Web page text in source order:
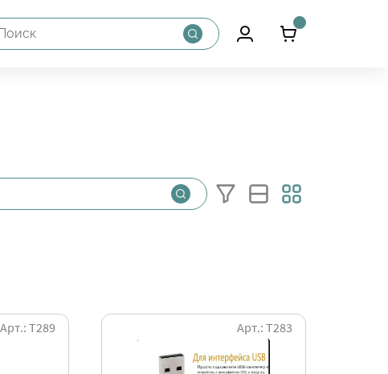
Арт.: Т289 Арт.: Т283